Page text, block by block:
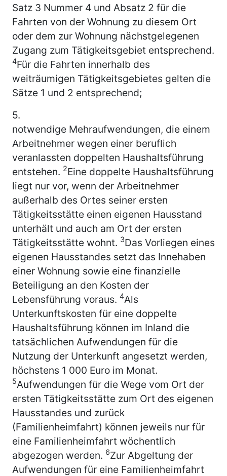
Satz 3 Nummer 4 und Absatz 2 für die
Fahrten von der Wohnung zu diesem Ort
oder dem zur Wohnung nächstgelegenen
Zugang zum Tätigkeitsgebiet entsprechend.
4Für die Fahrten innerhalb des
weiträumigen Tätigkeitsgebietes gelten die
Sätze 1 und 2 entsprechend;
5.
notwendige Mehraufwendungen, die einem
Arbeitnehmer wegen einer beruflich
veranlassten doppelten Haushaltsführung
entstehen. 2Eine doppelte Haushaltsführung
liegt nur vor, wenn der Arbeitnehmer
außerhalb des Ortes seiner ersten
Tätigkeitsstätte einen eigenen Hausstand
unterhält und auch am Ort der ersten
Tätigkeitsstätte wohnt. 3Das Vorliegen eines
eigenen Hausstandes setzt das Innehaben
einer Wohnung sowie eine finanzielle
Beteiligung an den Kosten der
Lebensführung voraus. 4Als
Unterkunftskosten für eine doppelte
Haushaltsführung können im Inland die
tatsächlichen Aufwendungen für die
Nutzung der Unterkunft angesetzt werden,
höchstens 1 000 Euro im Monat.
5Aufwendungen für die Wege vom Ort der
ersten Tätigkeitsstätte zum Ort des eigenen
Hausstandes und zurück
(Familienheimfahrt) können jeweils nur für
eine Familienheimfahrt wöchentlich
abgezogen werden. 6Zur Abgeltung der
Aufwendungen für eine Familienheimfahrt